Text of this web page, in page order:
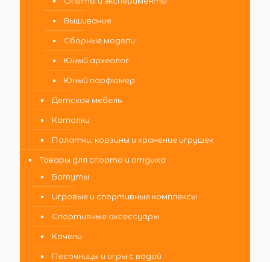
Вышивание
Сборные модели
Юный археолог
Юный парфюмер
Детская мебель
Каталки
Палатки, корзины и хранение игрушек
Товары для спорта и отдыха
Батуты
Игровые и спортивные комплексы
Спортивные аксессуары
Качели
Песочницы и игры с водой